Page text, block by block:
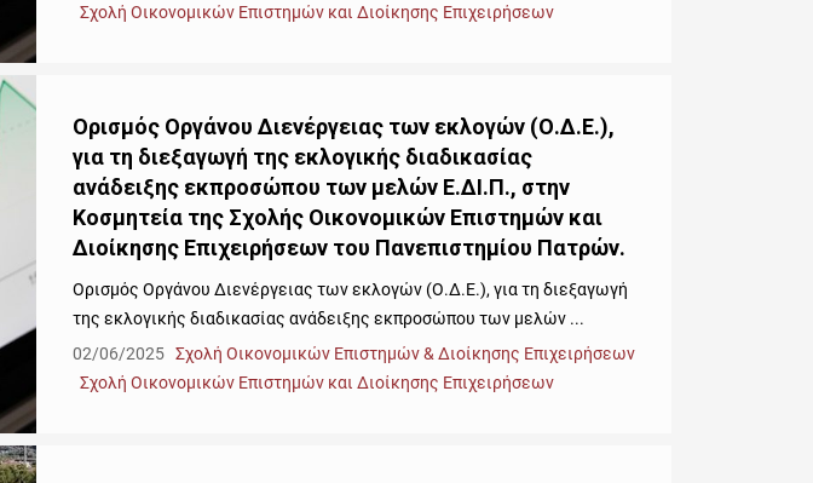
Σχολή Οικονομικών Επιστημών και Διοίκησης Επιχειρήσεων
Ορισμός Οργάνου Διενέργειας των εκλογών (Ο.Δ.Ε.),
για τη διεξαγωγή της εκλογικής διαδικασίας
ανάδειξης εκπροσώπου των μελών Ε.ΔΙ.Π., στην
Κοσμητεία της Σχολής Οικονομικών Επιστημών και
Διοίκησης Επιχειρήσεων του Πανεπιστημίου Πατρών.
Ορισμός Οργάνου Διενέργειας των εκλογών (Ο.Δ.Ε.), για τη διεξαγωγή
της εκλογικής διαδικασίας ανάδειξης εκπροσώπου των μελών ...
02/06/2025 Σχολή Οικονομικών Επιστημών & Διοίκησης Επιχειρήσεων
Σχολή Οικονομικών Επιστημών και Διοίκησης Επιχειρήσεων